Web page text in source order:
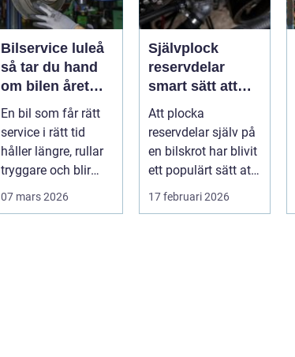
Bilservice luleå
så tar du hand
om bilen året
runt
En bil som får rätt
service i rätt tid
håller längre, rullar
tryggare och blir
07 mars 2026
Självplock
reservdelar
smart sätt att
hitta billiga
bildelar
Att plocka
reservdelar själv på
en bilskrot har blivit
ett populärt sätt att
både spara pengar
17 februari 2026